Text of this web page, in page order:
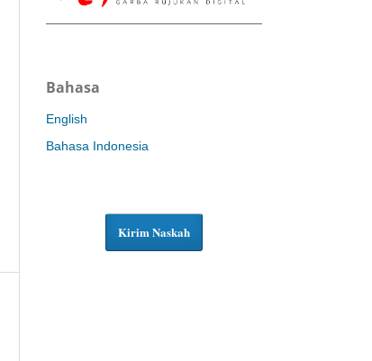
Bahasa
English
Bahasa Indonesia
Kirim Naskah